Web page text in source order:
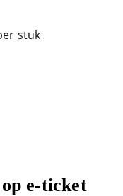
stuk
e-ticket